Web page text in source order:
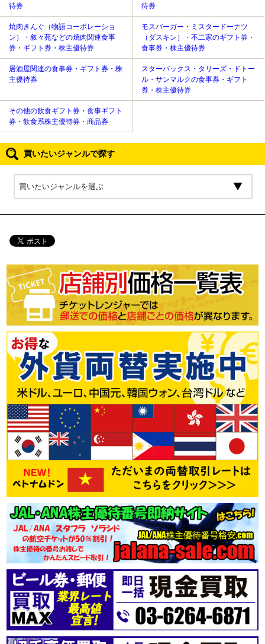
待券
待券
焼肉きんぐ（物語コーポレーショ
ン）・叙々苑などの焼肉関連食事
券・ギフト券・株主優待券
モスバーガー・ミスタードーナツ
（ダスキン）・不二家のギフト券・
食事券・株主優待券
居酒屋関連の食事券・ギフト券・株
主優待券
スターバックス・タリーズ・ドトー
ル・サンマルクの食事券・ギフト
券・株主優待券
その他の飲食ギフト券・食事ギフト
券・飲食系株主優待券・商品券
買いたいジャンルで探す